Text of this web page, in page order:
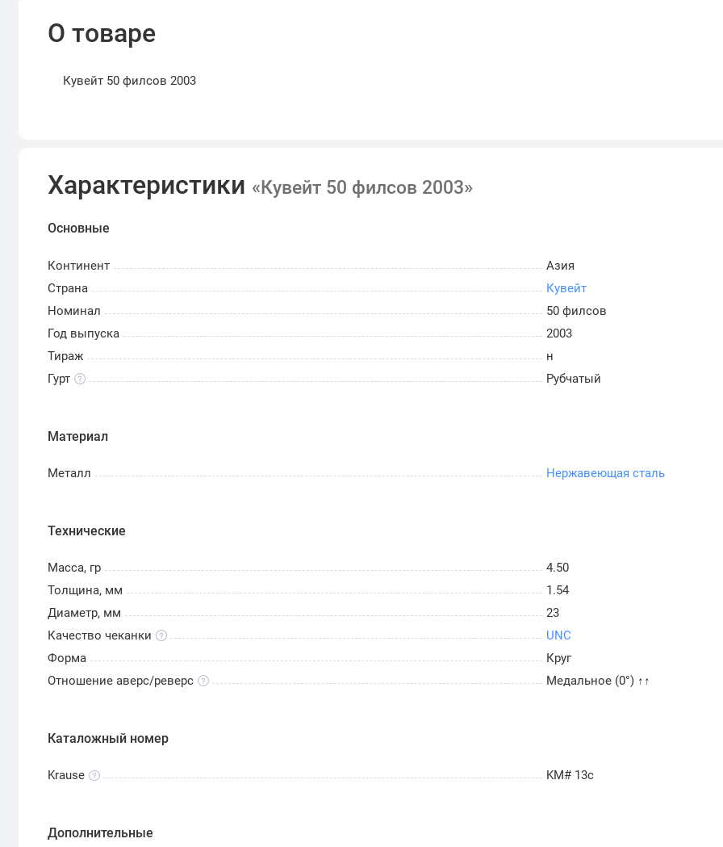
О товаре
Кувейт 50 филсов 2003
Характеристики «Кувейт 50 филсов 2003»
Основные
Континент
Азия
Страна
Кувейт
Номинал
50 филсов
Год выпуска
2003
Тираж
н
Гурт
Рубчатый
Материал
Металл Нержавеющая сталь
Технические
Масса, гр
4.50
Толщина, мм
1.54
Диаметр, мм
23
Качество чеканки
UNC
Форма
Круг
Отношение аверс/реверс
Медальное (0°) ↑↑
Каталожный номер
Krause KM# 13с
Дополнительные